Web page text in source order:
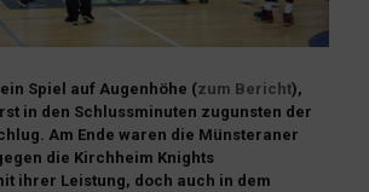
Spiel auf Augenhöhe (zum Bericht),
in den Schlussminuten zugunsten der
Am Ende waren die Münsteraner
die Kirchheim Knights
ihrer Leistung, doch auch in dem